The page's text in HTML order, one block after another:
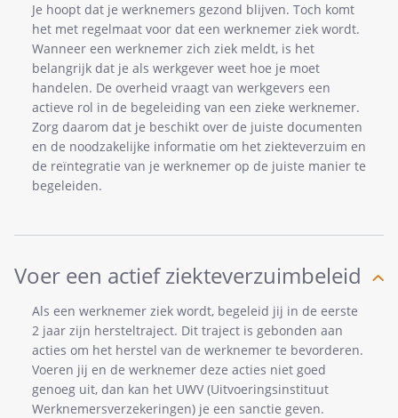
Je hoopt dat je werknemers gezond blijven. Toch komt
het met regelmaat voor dat een werknemer ziek wordt.
Wanneer een werknemer zich ziek meldt, is het
belangrijk dat je als werkgever weet hoe je moet
handelen. De overheid vraagt van werkgevers een
actieve rol in de begeleiding van een zieke werknemer.
Zorg daarom dat je beschikt over de juiste documenten
en de noodzakelijke informatie om het ziekteverzuim en
de reïntegratie van je werknemer op de juiste manier te
begeleiden.
Voer een actief ziekteverzuimbeleid
Als een werknemer ziek wordt, begeleid jij in de eerste
2 jaar zijn hersteltraject. Dit traject is gebonden aan
acties om het herstel van de werknemer te bevorderen.
Voeren jij en de werknemer deze acties niet goed
genoeg uit, dan kan het UWV (Uitvoeringsinstituut
Werknemersverzekeringen) je een sanctie geven.